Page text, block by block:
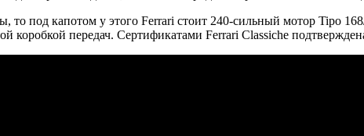
то под капотом у этого Ferrari стоит 240-сильный мотор Tipo
коробкой передач. Сертификатами Ferrari Classiche